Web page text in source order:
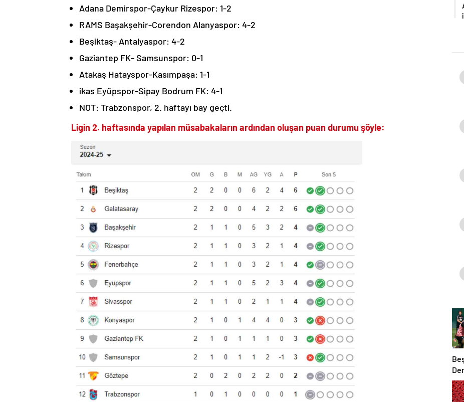
Adana Demirspor-Çaykur Rizespor: 1-2
RAMS Başakşehir-Corendon Alanyaspor: 4-2
Beşiktaş- Antalyaspor: 4-2
Gaziantep FK- Samsunspor: 0-1
Atakaş Hatayspor-Kasımpaşa: 1-1
ikas Eyüpspor-Sipay Bodrum FK: 4-1
NOT: Trabzonspor, 2. haftayı bay geçti.
Ligin 2. haftasında yapılan müsabakaların ardından oluşan puan durumu şöyle:
etti